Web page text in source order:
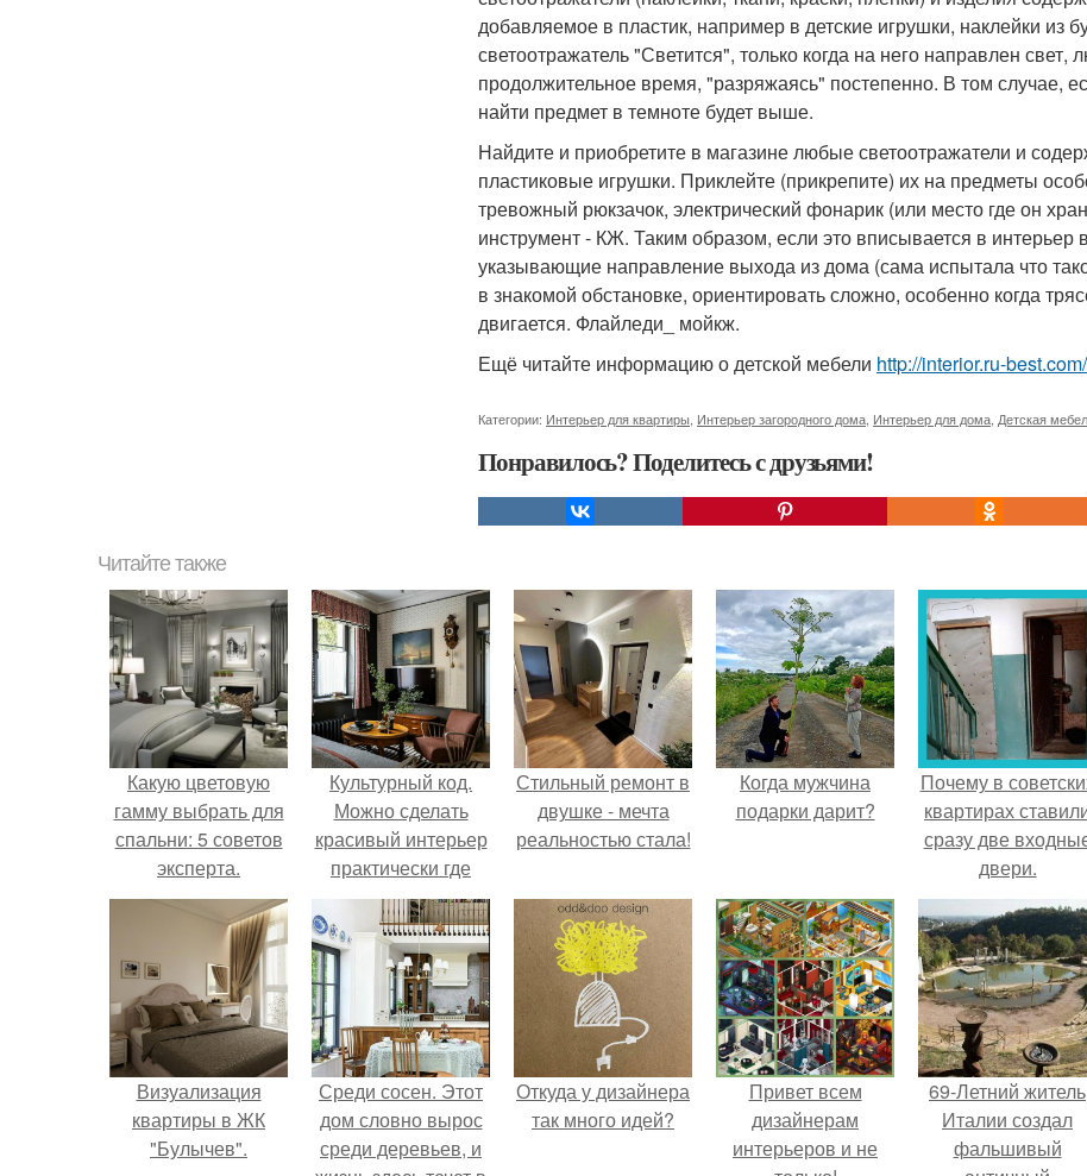
добавляемое в пластик, например в детские игрушки, наклейки из
светоотражатель "Светится", только когда на него направлен
продолжительное время, "разряжаясь" постепенно. В том случае,
найти предмет в темноте будет выше.
Найдите и приобретите в магазине любые светоотражатели и
пластиковые игрушки. Приклейте (прикрепите) их на предметы
тревожный рюкзачок, электрический фонарик (или место где он
инструмент - КЖ. Таким образом, если это вписывается в интерьер
указывающие направление выхода из дома (сама испытала что
в знакомой обстановке, ориентировать сложно, особенно когда
двигается. Флайледи_ мойкж.
Ещё читайте информацию о детской мебели http://interior.ru-
Категории: Интерьер для квартиры Интерьер загородного дома Интерьер для дома Детская
Понравилось? Поделитесь с друзьями!
Читайте также
Какую цветовую
гамму выбрать для
спальни: 5 советов
эксперта.
Культурный код.
Можно сделать
красивый интерьер
практически где
угодно.
Стильный ремонт в
двушке - мечта
реальностью стала!
Когда мужчина
подарки дарит?
Почему в
квартирах
сразу две
двери.
Визуализация
квартиры в ЖК
"Булычев".
Среди сосен. Этот
дом словно вырос
среди деревьев, и
Откуда у дизайнера
так много идей?
Привет всем
дизайнерам
интерьеров и не
69-Летний житель
Италии создал
фальшивый